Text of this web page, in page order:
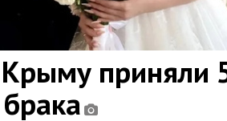
приняли